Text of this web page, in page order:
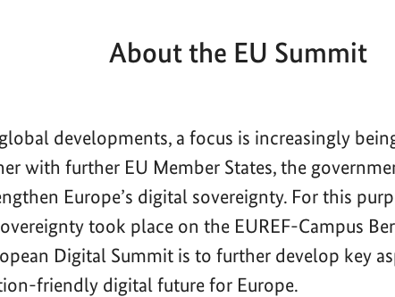
About the EU Summit
developments, a focus is increasingly
with further EU Member States, the
Europe’s digital sovereignty. For this
took place on the EUREF-Campus
Digital Summit is to further develop key
friendly digital future for Europe.